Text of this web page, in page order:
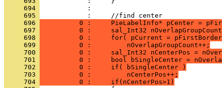
     694
     695
     696
0 :     PieLabelInfo* pCenter =
     697
0 :     sal_Int32
     698
0 :     for( pCurrent =
     699
          0 :         nOverlapGroupCount++;
     700
0 :     sal_Int32 nCenterPos =
     701
0 :     bool bSingleCenter =
     702
          0 :     if( bSingleCenter )
     703
          0 :         nCenterPos++;
     704
          0 :     if(nCenterPos>1)